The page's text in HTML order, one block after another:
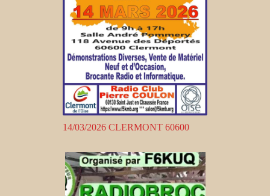
14/03/2026 CLERMONT 60600